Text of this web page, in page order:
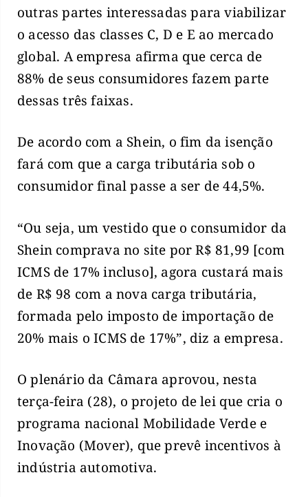
outras partes interessadas para viabilizar
o acesso das classes C, D e E ao mercado
global. A empresa afirma que cerca de
88% de seus consumidores fazem parte
dessas três faixas.
De acordo com a Shein, o fim da isenção
fará com que a carga tributária sob o
consumidor final passe a ser de 44,5%.
“Ou seja, um vestido que o consumidor da
Shein comprava no site por R$ 81,99 [com
ICMS de 17% incluso], agora custará mais
de R$ 98 com a nova carga tributária,
formada pelo imposto de importação de
20% mais o ICMS de 17%”, diz a empresa.
O plenário da Câmara aprovou, nesta
terça-feira (28), o projeto de lei que cria o
programa nacional Mobilidade Verde e
Inovação (Mover), que prevê incentivos à
indústria automotiva.